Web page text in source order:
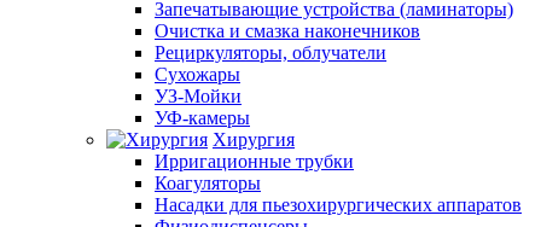
Запечатывающие устройства (ламинаторы)
Очистка и смазка наконечников
Рециркуляторы, облучатели
Сухожары
УЗ-Мойки
УФ-камеры
Хирургия
Ирригационные трубки
Коагуляторы
Насадки для пьезохирургических аппаратов